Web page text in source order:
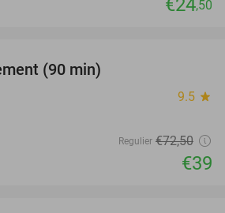
€24,50
(90 min)
9.5 star
Regulier €72,50
€39